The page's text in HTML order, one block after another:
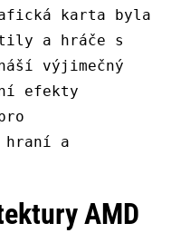
karta byla
a hráče s
výjimečný
efekty
hraní a
AMD